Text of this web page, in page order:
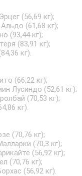
(56,69 кг);
(61,68 кг);
(93,44 кг);
(83,91 кг);
кг).
(66,22 кг);
Лусиндо (52,61 кг);
(70,53 кг);
кг).
(70,76 кг);
(70,3 кг);
(56,92 кг);
(70,76 кг);
(56,92 кг).